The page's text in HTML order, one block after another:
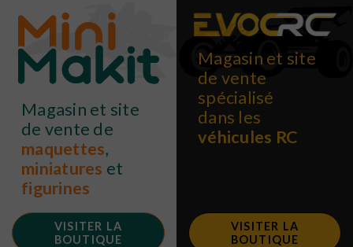
Magasin et site
de vente de
maquettes,
miniatures et
figurines
VISITER LA
BOUTIQUE
Magasin et site
de vente
spécialisé
dans les
véhicules RC
VISITER LA
BOUTIQUE